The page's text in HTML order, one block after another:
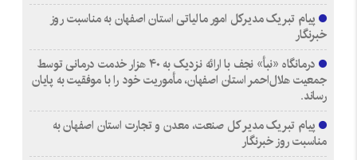
پیام تبریک مدیرکل امور مالیاتی استان اصفهان به مناسبت روز
خبرنگار
درمانگاه «نبأ» نجف با ارائه نزدیک به ۴۰ هزار خدمت درمانی توسط
جمعیت هلال‌احمر استان اصفهان، مأموریت خود را با موفقیت به پایان
رساند.
پیام تبریک مدیر کل صنعت، معدن و تجارت استان اصفهان به
مناسبت روز خبرنگار